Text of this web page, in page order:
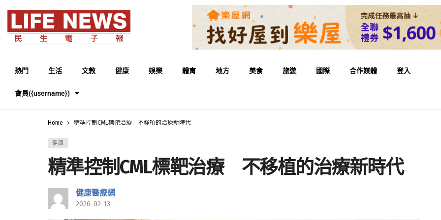
熱門 生活 文教 健康 娛樂 體育 地方 美食 旅遊 國際 合作媒體 登入
會員({username})
Home 精準控制CML標靶治療 不移植的治療新時代
健康
精準控制CML標靶治療 不移植的治療新時代
健康醫療網
2026-02-13